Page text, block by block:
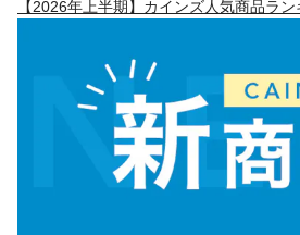
【2026年上半期】カインズ人気商品ラ